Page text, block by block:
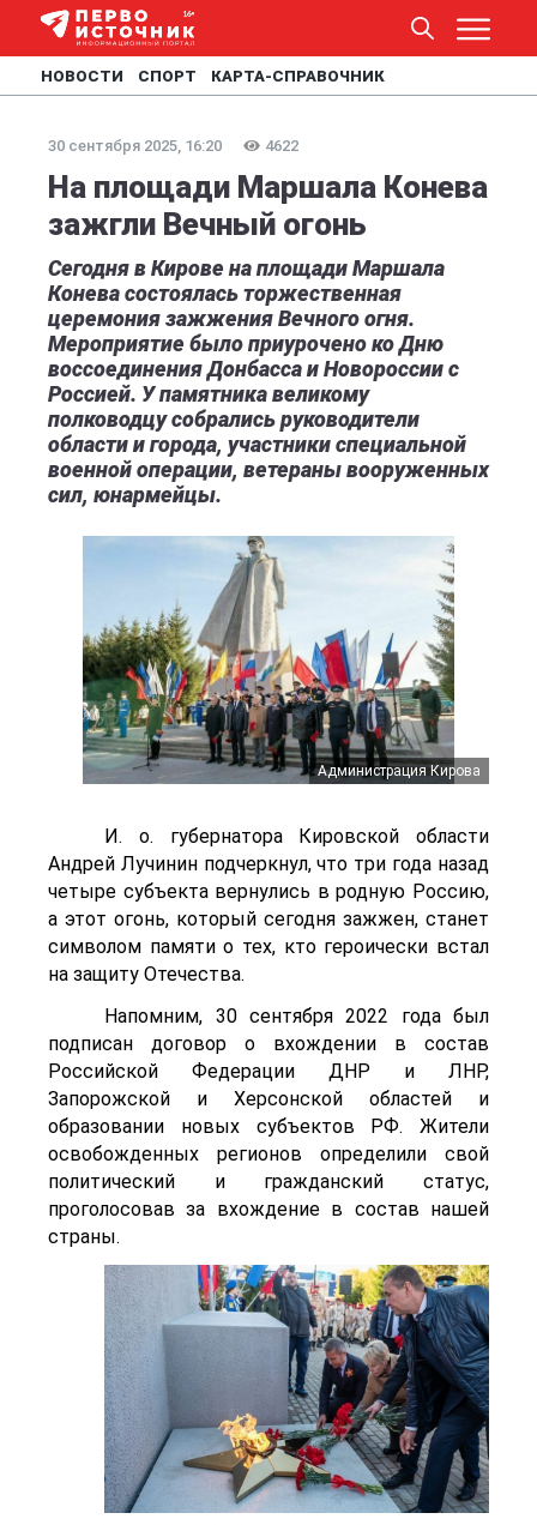
НОВОСТИ СПОРТ КАРТА-СПРАВОЧНИК
30 сентября 2025, 16:20 4622
На площади Маршала Конева
зажгли Вечный огонь
Сегодня в Кирове на площади Маршала
Конева состоялась торжественная
церемония зажжения Вечного огня.
Мероприятие было приурочено ко Дню
воссоединения Донбасса и Новороссии с
Россией. У памятника великому
полководцу собрались руководители
области и города, участники специальной
военной операции, ветераны вооруженных
сил, юнармейцы.
Администрация Кирова
И. о. губернатора Кировской области
Андрей Лучинин подчеркнул, что три года назад
четыре субъекта вернулись в родную Россию,
а этот огонь, который сегодня зажжен, станет
символом памяти о тех, кто героически встал
на защиту Отечества.
Напомним, 30 сентября 2022 года был
подписан договор о вхождении в состав
Российской Федерации ДНР и ЛНР,
Запорожской и Херсонской областей и
образовании новых субъектов РФ. Жители
освобожденных регионов определили свой
политический и гражданский статус,
проголосовав за вхождение в состав нашей
страны.